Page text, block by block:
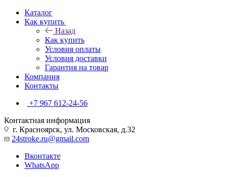
Каталог
Как купить
Назад
Как купить
Условия оплаты
Условия доставки
Гарантия на товар
Компания
Контакты
+7 967 612-24-56
Контактная информация
г. Красноярск, ул. Московская, д.32
24stroke.ru@gmail.com
Вконтакте
WhatsApp